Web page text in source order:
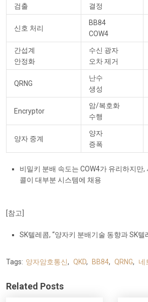
검출
결정
신호 처리
BB84
COW4
간섭계
안정화
수신 광자
오차 제거
QRNG
난수
생성
Encryptor
암/복호화
수행
양자 중계
양자
증폭
비밀키 분배 속도는 COW4가 유리하지만
콜이 대부분 시스템에 채용
[참고]
SK텔레콤, “양자키 분배기술 동향과 SK텔
Tags: 양자암호통신, QKD, BB84, QRNG, 네
Related Posts